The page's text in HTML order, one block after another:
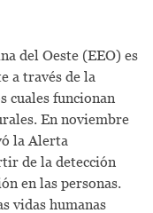
del Oeste (EEO) es
a través de la
cuales funcionan
En noviembre
la Alerta
de la detección
en las personas.
vidas humanas